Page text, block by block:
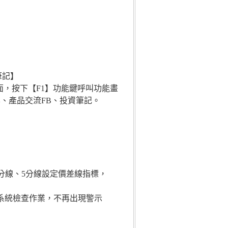
】
，按下【F1】功能鍵呼叫功能畫
產品交流FB、投資筆記。
、5分線設定價差線指標，
統檢查作業，不再出現警示